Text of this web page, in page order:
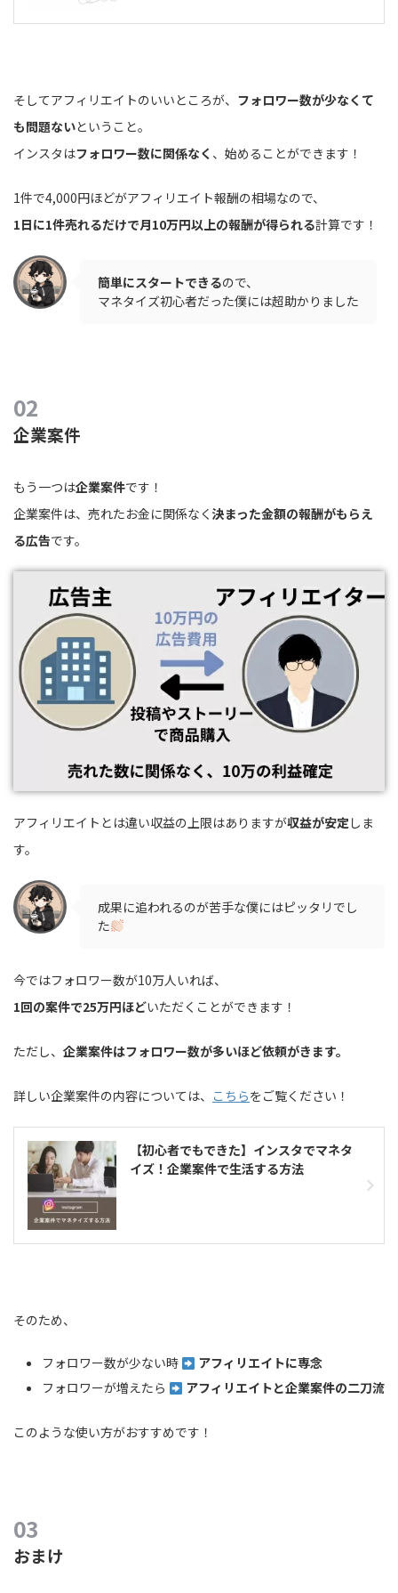
そしてアフィリエイトのいいところが、 フォロワー数が少なくて
も問題ないということ。
インスタはフォロワー数に関係なく 、始めることができます！
1件で4,000円ほどがアフィリエイト報酬の相場なので、
1日に1件売れるだけで月10万円以上の報酬が得られる計算です！
簡単にスタートできるので、
マネタイズ初心者だった僕には超助かりました
企業案件
もう一つは企業案件です！
企業案件は、売れたお金に関係なく 決まった金額の報酬がもらえ
る広告です。
アフィリエイトとは違い収益の上限はありますが収益が安定 しま
す。
成果に追われるのが苦手な僕にはピッタリでし
た
今ではフォロワー数が10万人いれば、
1回の案件で25万円ほどいただくことができます！
ただし、 企業案件はフォロワー数が多いほど依頼がきます。
詳しい企業案件の内容については、 こちらをご覧ください！
【初心者でもできた】インスタでマネタ
イズ！企業案件で生活する方法
そのため、
フォロワー数が少ない時
アフィリエイトに専念
フォロワーが増えたら
アフィリエイトと企業案件の二刀流
このような使い方がおすすめです！
おまけ